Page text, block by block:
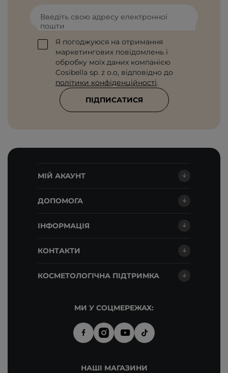
Введіть свою адресу електронної
пошти
Я погоджуюся на отримання
маркетингових повідомлень і
обробку моїх даних компанією
Cosibella sp. z o.o, відповідно до
політики конфіденційності.
ПІДПИСАТИСЯ
МІЙ АКАУНТ
ДОПОМОГА
ІНФОРМАЦІЯ
КОНТАКТИ
КОСМЕТОЛОГІЧНА ПІДТРИМКА
МИ У СОЦМЕРЕЖАХ:
НАШІ МАГАЗИНИ